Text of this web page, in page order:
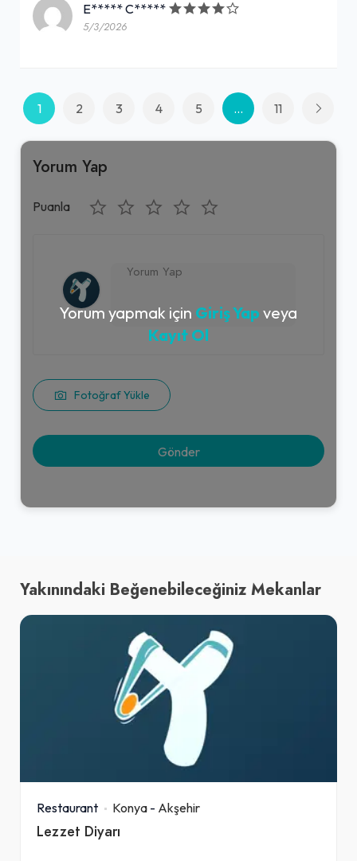
E***** C*****
5/3/2026
1 2 3 4 5 ... 11
Yorum Yap
Puanla
Fotoğraf Yükle
Yorum yapmak için Giriş Yap veya
Kayıt Ol
Yakınındaki Beğenebileceğiniz Mekanlar
Restaurant Konya - Akşehir
Lezzet Diyarı